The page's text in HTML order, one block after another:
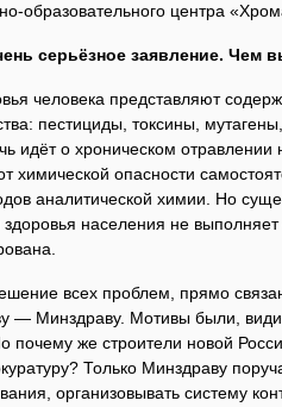
образовательного центра
серьёзное заявление. Чем
человека представляют
пестициды, токсины,
идёт о хроническом
химической опасности
аналитической химии. Но
здоровья населения не
всех проблем, прямо
— Минздраву. Мотивы были,
почему же строители новой
Только Минздраву
организовывать систему